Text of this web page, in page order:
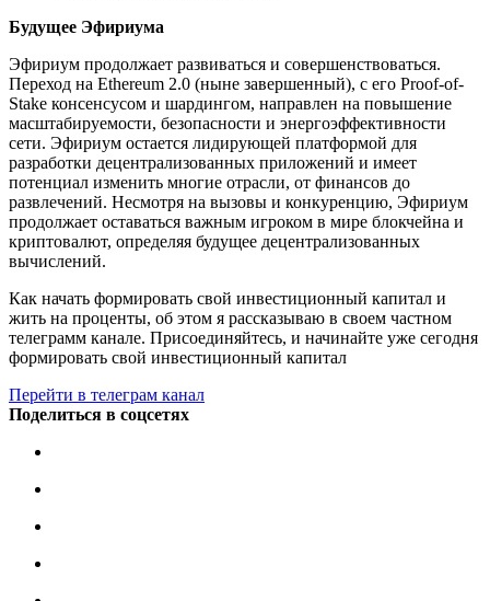
Будущее Эфириума
Эфириум продолжает развиваться и совершенствоваться.
Переход на Ethereum 2.0 (ныне завершенный), с его Proof-of-
Stake консенсусом и шардингом, направлен на повышение
масштабируемости, безопасности и энергоэффективности
сети. Эфириум остается лидирующей платформой для
разработки децентрализованных приложений и имеет
потенциал изменить многие отрасли, от финансов до
развлечений. Несмотря на вызовы и конкуренцию, Эфириум
продолжает оставаться важным игроком в мире блокчейна и
криптовалют, определяя будущее децентрализованных
вычислений.
Как начать формировать свой инвестиционный капитал и
жить на проценты, об этом я рассказываю в своем частном
телеграмм канале. Присоединяйтесь, и начинайте уже сегодня
формировать свой инвестиционный капитал
Перейти в телеграм канал
Поделиться в соцсетях